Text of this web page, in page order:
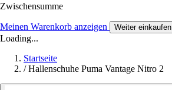
Zwischensumme
Meinen Warenkorb anzeigen Weiter einkaufen
Loading...
Startseite
/ Hallenschuhe Puma Vantage Nitro 2